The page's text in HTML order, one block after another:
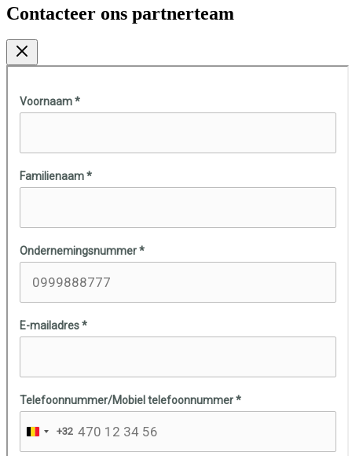
Contacteer ons partnerteam